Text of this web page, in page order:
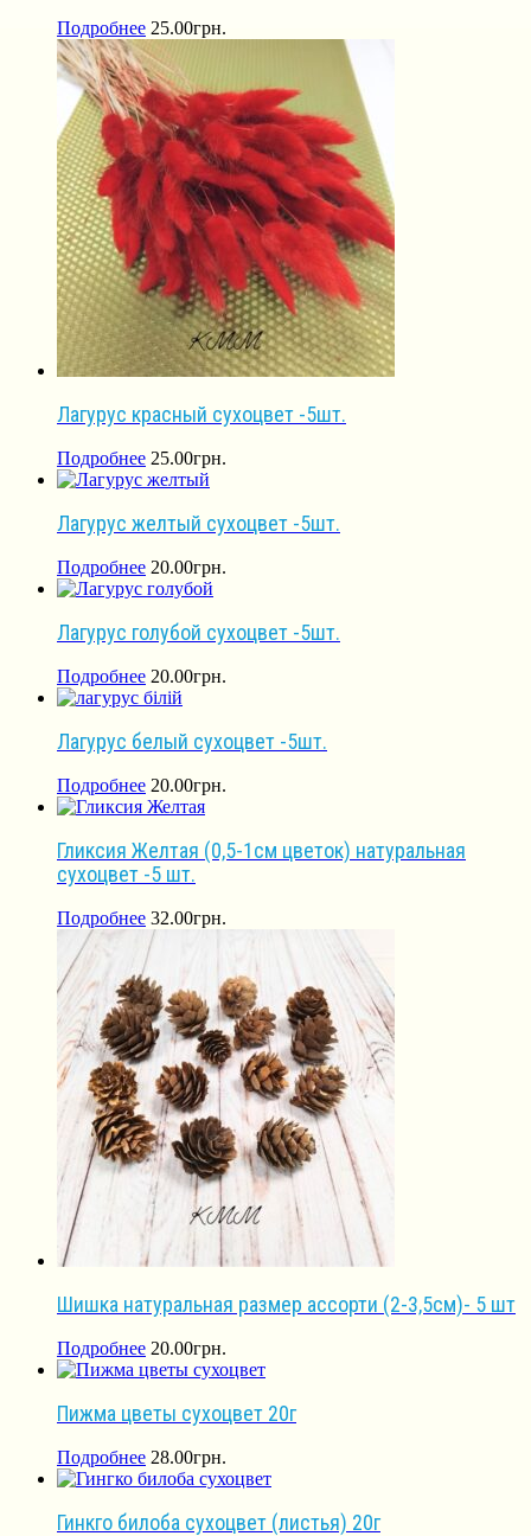
Подробнее 25.00грн.
Лагурус красный сухоцвет -5шт.
Подробнее 25.00грн.
Лагурус желтый сухоцвет -5шт.
Подробнее 20.00грн.
Лагурус голубой сухоцвет -5шт.
Подробнее 20.00грн.
Лагурус белый сухоцвет -5шт.
Подробнее 20.00грн.
Гликсия Желтая (0,5-1см цветок) натуральная
сухоцвет -5 шт.
Подробнее 32.00грн.
Шишка натуральная размер ассорти (2-3,5см)- 5 шт
Подробнее 20.00грн.
Пижма цветы сухоцвет 20г
Подробнее 28.00грн.
Гинкго билоба сухоцвет (листья) 20г